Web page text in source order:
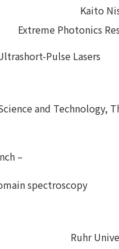
Kaito
Extreme Photonics
Pulse Lasers
and Technology,
–
spectroscopy
Ruhr